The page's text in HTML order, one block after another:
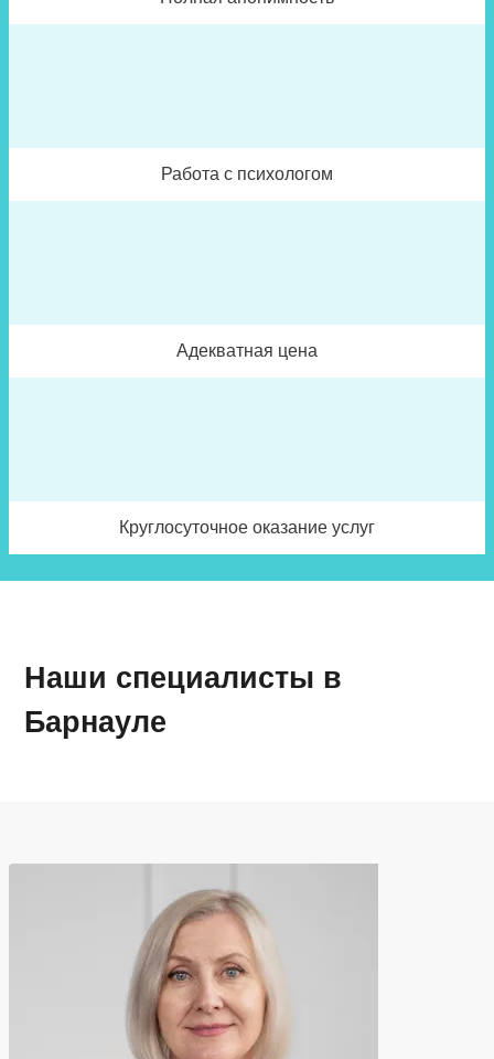
Работа с психологом
Адекватная цена
Круглосуточное оказание услуг
Наши специалисты в
Барнауле